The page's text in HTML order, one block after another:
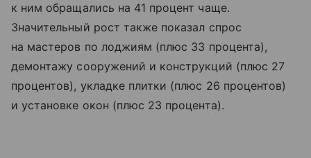
к ним обращались на 41 процент чаще.
Значительный рост также показал спрос
на мастеров по лоджиям (плюс 33 процента),
демонтажу сооружений и конструкций (плюс 27
процентов), укладке плитки (плюс 26 процентов)
и установке окон (плюс 23 процента).